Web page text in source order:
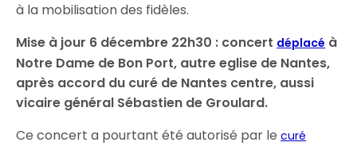
à la mobilisation des fidèles.
Mise à jour 6 décembre 22h30 : concert déplacé à
Notre Dame de Bon Port, autre eglise de Nantes,
après accord du curé de Nantes centre, aussi
vicaire général Sébastien de Groulard.
Ce concert a pourtant été autorisé par lecuré